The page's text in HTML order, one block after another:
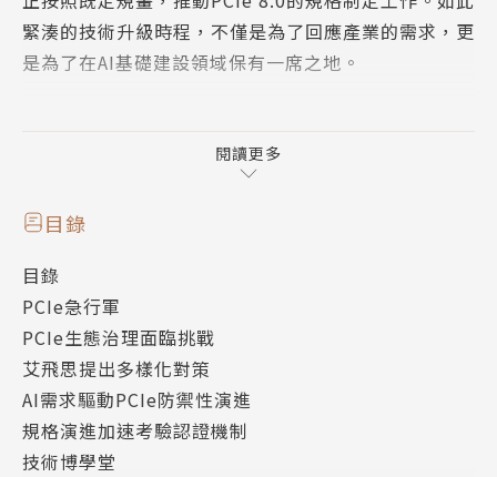
緊湊的技術升級時程，不僅是為了回應產業的需求，更
是為了在AI基礎建設領域保有一席之地。
驗證流程向來嚴謹，這也意味著產品的測試驗證需要耗
費更長時間。在這個分秒必爭的時代，如何在品質與速
度之間取得平衡，將是PCIe生態系必須面對的課題。
要最新技術。該怎麼調和不同應用族群的需求，也將成
為PCIe生態治理上的考驗。
閱讀更多
目錄
目錄
PCIe急行軍
PCIe生態治理面臨挑戰
艾飛思提出多樣化對策
AI需求驅動PCIe防禦性演進
規格演進加速考驗認證機制
技術博學堂